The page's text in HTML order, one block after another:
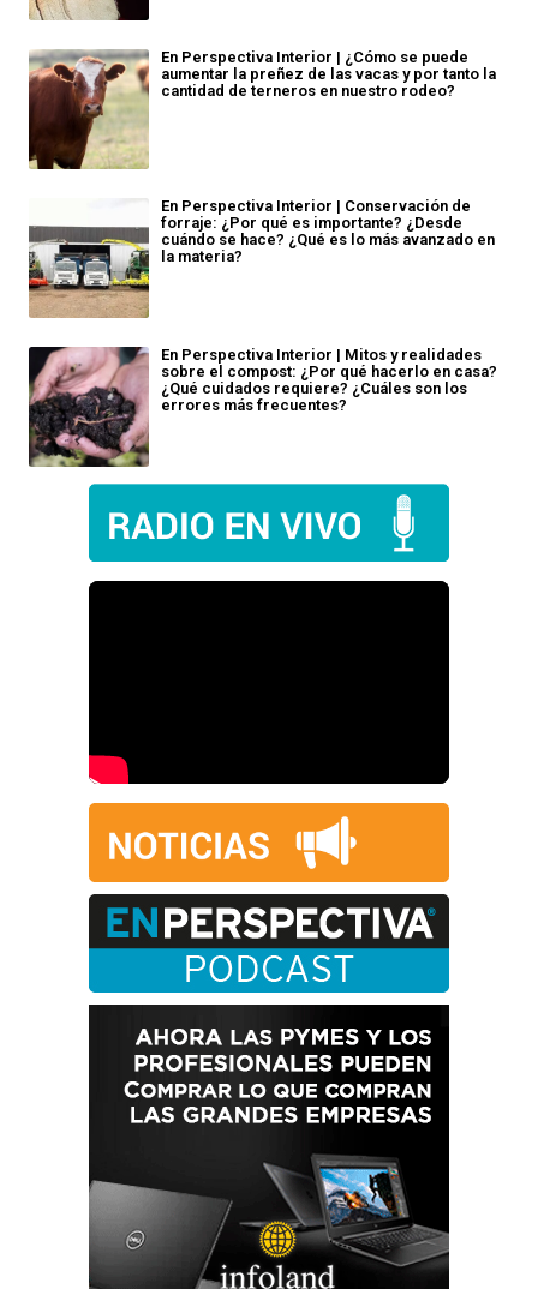
En Perspectiva Interior | ¿Cómo se puede
aumentar la preñez de las vacas y por tanto la
cantidad de terneros en nuestro rodeo?
En Perspectiva Interior | Conservación de
forraje: ¿Por qué es importante? ¿Desde
cuándo se hace? ¿Qué es lo más avanzado en
la materia?
En Perspectiva Interior | Mitos y realidades
sobre el compost: ¿Por qué hacerlo en casa?
¿Qué cuidados requiere? ¿Cuáles son los
errores más frecuentes?